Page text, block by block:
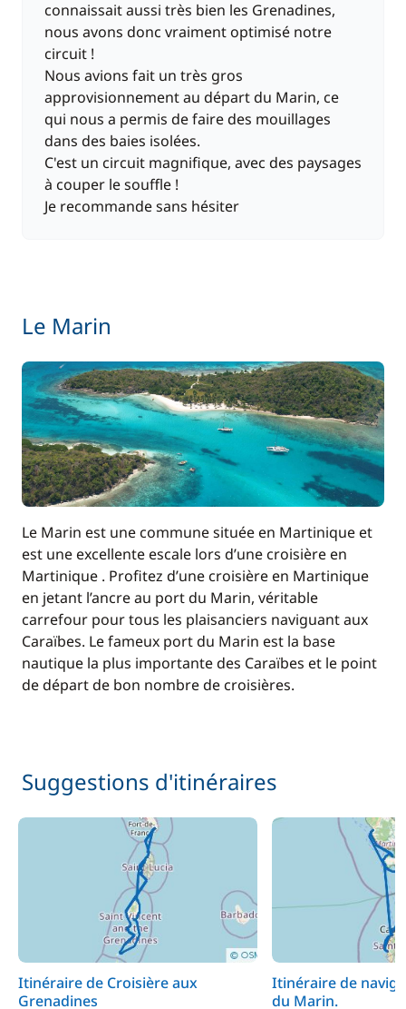
connaissait aussi très bien les Grenadines,
nous avons donc vraiment optimisé notre
circuit !
Nous avions fait un très gros
approvisionnement au départ du Marin, ce
qui nous a permis de faire des mouillages
dans des baies isolées.
C'est un circuit magnifique, avec des paysages
à couper le souffle !
Je recommande sans hésiter
Le Marin
Le Marin est une commune située en Martinique et
est une excellente escale lors d’une croisière en
Martinique . Profitez d’une croisière en Martinique
en jetant l’ancre au port du Marin, véritable
carrefour pour tous les plaisanciers naviguant aux
Caraïbes. Le fameux port du Marin est la base
nautique la plus importante des Caraïbes et le point
de départ de bon nombre de croisières.
Suggestions d'itinéraires
Itinéraire de Croisière aux
Grenadines
Itinéraire de
du Marin.